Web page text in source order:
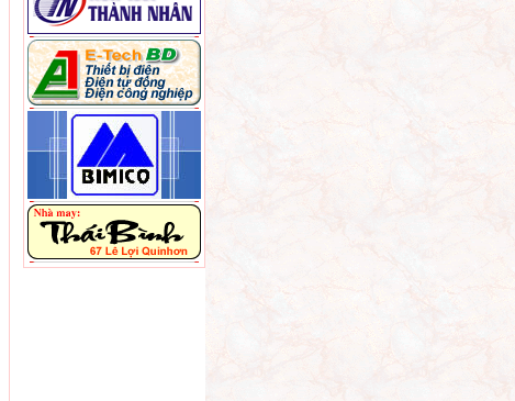
Camera du lịch chụp
đang quay video
Mối đe dọa lớn của
Intel đến từ ARM
Netbook sạc bằng
năng lượng mặt trời
giá 8 triệu đồng